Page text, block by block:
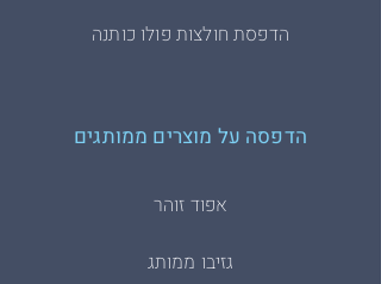
הדפסה על מוצרים ממותגים
הדפסת חולצות פולו כותנה
אפוד זוהר
גזיבו ממותג